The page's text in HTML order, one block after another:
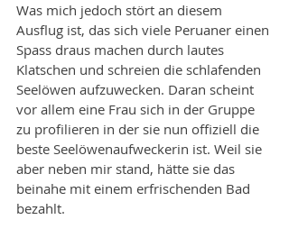
Was mich jedoch stört an diesem
Ausflug ist, das sich viele Peruaner einen
Spass draus machen durch lautes
Klatschen und schreien die schlafenden
Seelöwen aufzuwecken. Daran scheint
vor allem eine Frau sich in der Gruppe
zu profilieren in der sie nun offiziell die
beste Seelöwenaufweckerin ist. Weil sie
aber neben mir stand, hätte sie das
beinahe mit einem erfrischenden Bad
bezahlt.